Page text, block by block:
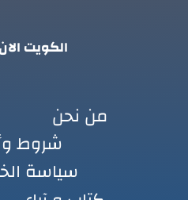
الكويت الان©
من نحن
شروط
سياسة